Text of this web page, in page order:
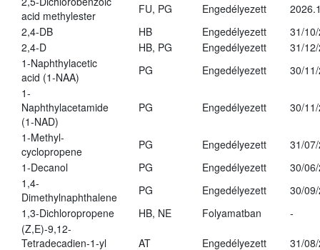
acid methylester
FU, PG Engedélyezett
2,4-DB
HB Engedélyezett
31/
2,4-D
HB, PG Engedélyezett
31/
1-Naphthylacetic
acid (1-NAA)
PG Engedélyezett
30/
1-
Naphthylacetamide
(1-NAD)
PG Engedélyezett 30/
1-Methyl-
cyclopropene
PG Engedélyezett
31/
1-Decanol
PG Engedélyezett
30/
1,4-
Dimethylnaphthalene
PG Engedélyezett
30/
1,3-Dichloropropene
HB, NE Folyamatban
-
(Z,E)-9,12-
Tetradecadien-1-yl
AT Engedélyezett 31/